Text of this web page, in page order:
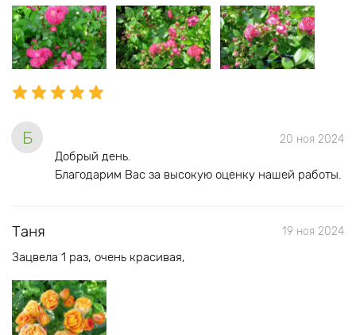
Б 20 ноя 2024
Добрый день.
Благодарим Вас за высокую оценку нашей работы.
Таня 19 ноя 2024
Зацвела 1 раз, очень красивая,